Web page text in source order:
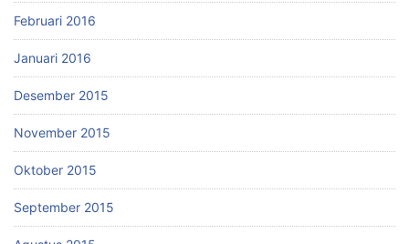
Februari 2016
Januari 2016
Desember 2015
November 2015
Oktober 2015
September 2015